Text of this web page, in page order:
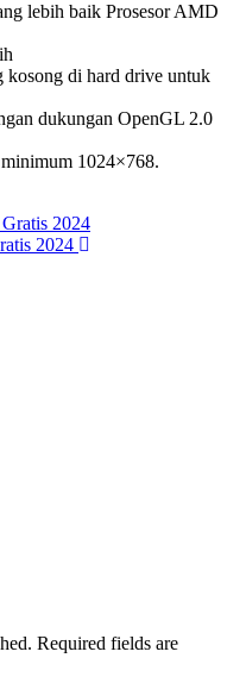
lebih baik Prosesor AMD
kosong di hard drive untuk
dukungan OpenGL 2.0
1024×768.
2024
2024
Required fields are